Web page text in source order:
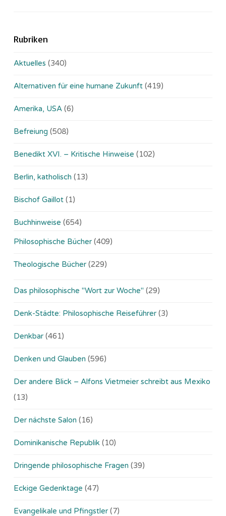
Rubriken
Aktuelles (340)
Alternativen für eine humane Zukunft (419)
Amerika, USA (6)
Befreiung (508)
Benedikt XVI. – Kritische Hinweise (102)
Berlin, katholisch (13)
Bischof Gaillot (1)
Buchhinweise (654)
Philosophische Bücher (409)
Theologische Bücher (229)
Das philosophische "Wort zur Woche" (29)
Denk-Städte: Philosophische Reiseführer (3)
Denkbar (461)
Denken und Glauben (596)
Der andere Blick – Alfons Vietmeier schreibt aus Mexiko
(13)
Der nächste Salon (16)
Dominikanische Republik (10)
Dringende philosophische Fragen (39)
Eckige Gedenktage (47)
Evangelikale und Pfingstler (7)